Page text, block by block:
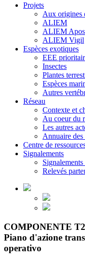
Projets
Aux origines
ALIEM
ALIEM
ALIEM Vigil
Espèces exotiques
EEE
Insectes
Plantes
Espèces
Autres
Réseau
Contexte et
Au coeur du
Les autres
Annuaire des
Centre de
Signalements
Relevés
COMPONENTE T2
Piano d'azione
operativo